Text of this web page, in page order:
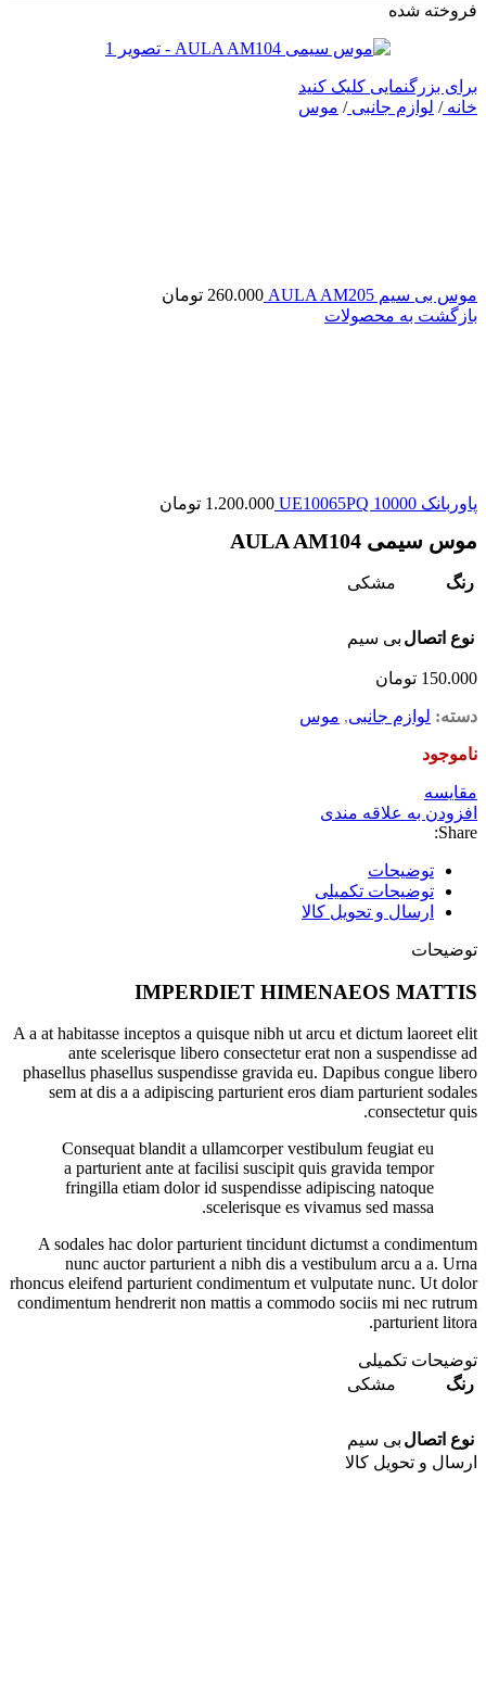
فروخته شده
برای بزرگنمایی کلیک کنید
خانه/ لوازم جانبی/ موس
موس بی سیم AULA AM205 260.000 تومان
بازگشت به محصولات
پاوربانک UE10065PQ 10000 1.200.000 تومان
موس سیمی AULA AM104
رنگ مشکی
نوع اتصال بی سیم
150.000 تومان
دسته: لوازم جانبی, موس
ناموجود
مقايسه
افزودن به علاقه مندی
Share:
توضیحات
توضیحات تکمیلی
ارسال و تحویل کالا
توضیحات
IMPERDIET HIMENAEOS MATTIS
A a at habitasse inceptos a quisque nibh ut arcu et dictum laoreet elit
ante scelerisque libero consectetur erat non a suspendisse ad
phasellus phasellus suspendisse gravida eu. Dapibus congue libero
sem at dis a a adipiscing parturient eros diam parturient sodales
consectetur quis.
Consequat blandit a ullamcorper vestibulum feugiat eu
a parturient ante at facilisi suscipit quis gravida tempor
fringilla etiam dolor id suspendisse adipiscing natoque
scelerisque es vivamus sed massa.
A sodales hac dolor parturient tincidunt dictumst a condimentum
nunc auctor parturient a nibh dis a vestibulum arcu a a. Urna
rhoncus eleifend parturient condimentum et vulputate nunc. Ut dolor
condimentum hendrerit non mattis a commodo sociis mi nec rutrum
parturient litora.
توضیحات تکمیلی
رنگ
مشکی
نوع اتصال بی سیم
ارسال و تحویل کالا